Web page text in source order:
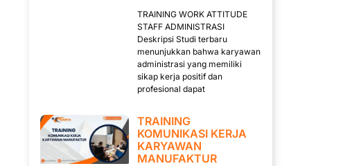
TRAINING WORK ATTITUDE
STAFF ADMINISTRASI
Deskripsi Studi terbaru
menunjukkan bahwa karyawan
administrasi yang memiliki
sikap kerja positif dan
profesional dapat
TRAINING
KOMUNIKASI KERJA
KARYAWAN
MANUFAKTUR